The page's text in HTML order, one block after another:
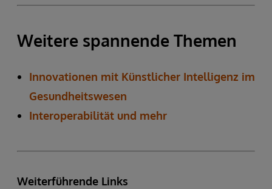
Weitere spannende Themen
Innovationen mit Künstlicher Intelligenz im
Gesundheitswesen
Interoperabilität und mehr
Weiterführende Links